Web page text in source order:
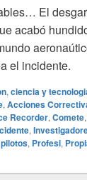
El
acabó
el incidente.
, ciencia y
, Acciones
Recorder, Comete,
,
pilotos, Profesi,